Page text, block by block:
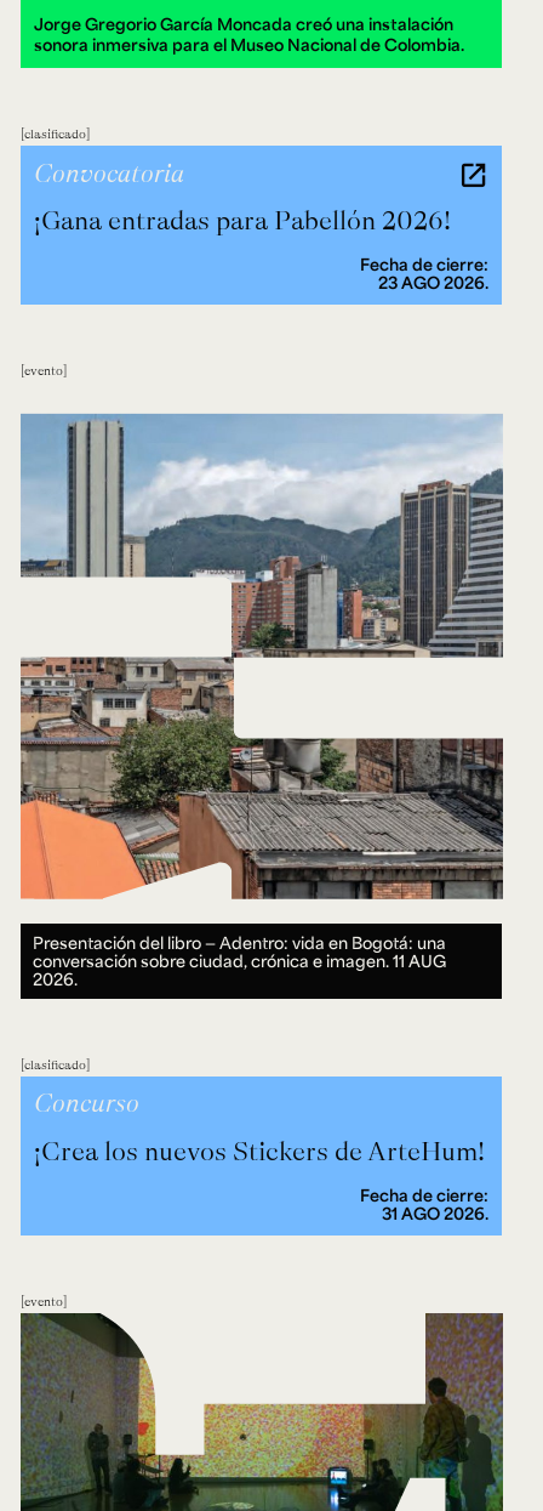
Jorge Gregorio García Moncada creó una instalación
sonora inmersiva para el Museo Nacional de Colombia.
clasificado
¡Gana entradas para Pabellón 2026!
Convocatoria
Fecha de cierre:
23 AGO 2026.
evento
Presentación del libro — Adentro: vida en Bogotá: una
conversación sobre ciudad, crónica e imagen.11 AUG
2026.
clasificado
Concurso
¡Crea los nuevos Stickers de ArteHum!
Fecha de cierre:
31 AGO 2026.
evento